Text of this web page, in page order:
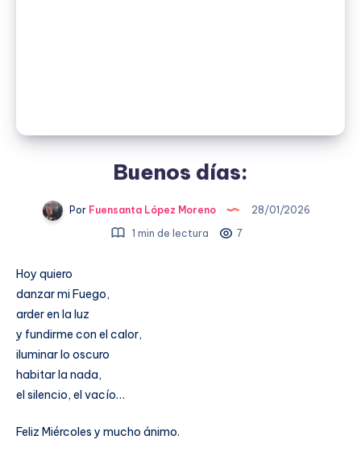
Buenos días:
Por Fuensanta López Moreno
28/01/2026
1 min de lectura
7
Hoy quiero
danzar mi Fuego,
arder en la luz
y fundirme con el calor,
iluminar lo oscuro
habitar la nada,
el silencio, el vacío…
Feliz Miércoles y mucho ánimo.